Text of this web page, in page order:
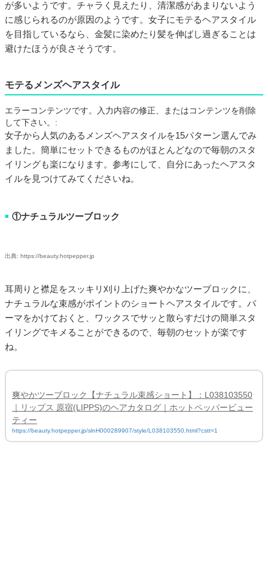
が多いようです。チャラく見えたり、清潔感があまりないよう
に感じられるのが原因のようです。女子にモテるヘアスタイル
を目指しているなら、金髪に染めたり髪を伸ばし過ぎることは
避けたほうが良さそうです。
モテるメンズヘアスタイル
エラーコンテンツです。入力内容の修正、またはコンテンツを削除
して下さい。:
女子から人気のあるメンズヘアスタイルを15パターン選んでみ
ました。簡単にセットできるものがほとんどなので毎朝のスタ
イリングも楽になります。参考にして、自分にあったヘアスタ
イルを見つけてみてくださいね。
■ ①ナチュラルツーブロック
出典: https://beauty.hotpepper.jp
耳周りと襟足をスッキリ刈り上げた爽やかなツーブロックに、
ナチュラルな束感がポイントのショートヘアスタイルです。パ
ーマをかけておくと、ワックスでサッと散らすだけの簡単スタ
イリングでキメることができるので、毎朝のセットが楽です
ね。
爽やかツーブロック【ナチュラル束感ショート】：L038103550
｜リップス 原宿(LIPPS)のヘアカタログ｜ホットペッパービュー
ティー
https://beauty.hotpepper.jp/slnH000289907/style/L038103550.html?cstt=1